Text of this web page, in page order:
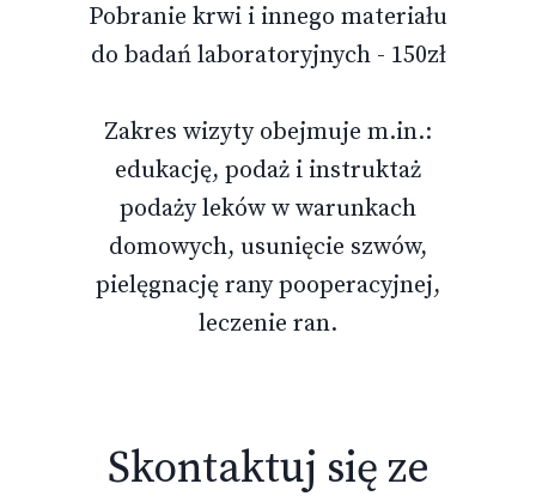
Pobranie krwi i innego materiału
do badań laboratoryjnych - 150zł
Zakres wizyty obejmuje m.in.:
edukację, podaż i instruktaż
podaży leków w warunkach
domowych, usunięcie szwów,
pielęgnację rany pooperacyjnej,
leczenie ran.
Skontaktuj się ze